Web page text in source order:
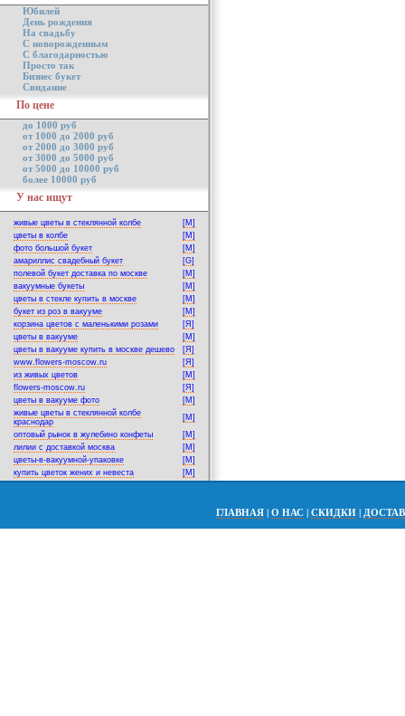
Юбилей
День рождения
На свадьбу
С новорожденным
С благодарностью
Просто так
Бизнес букет
Свидание
По цене
до 1000 руб
от 1000 до 2000 руб
от 2000 до 3000 руб
от 3000 до 5000 руб
от 5000 до 10000 руб
более 10000 руб
У нас ищут
живые цветы в стеклянной колбе
[M]
цветы в колбе
[M]
фото большой букет
[M]
амариллис свадебный букет
[G]
полевой букет доставка по москве
[M]
вакуумные букеты
[M]
цветы в стекле купить в москве
[M]
букет из роз в вакууме
[M]
корзина цветов с маленькими розами
[Я]
цветы в вакууме
[M]
цветы в вакууме купить в москве дешево
[Я]
www.flowers-moscow.ru
[Я]
из живых цветов
[M]
flowers-moscow.ru
[Я]
цветы в вакууме фото
[M]
живые цветы в стеклянной колбе
краснодар
[M]
оптовый рынок в жулебино конфеты
[M]
лилии с доставкой москва
[M]
цветы-в-вакуумной-упаковке
[M]
купить цветок жених и невеста
[M]
ГЛАВНАЯ | О НАС | СКИДКИ |